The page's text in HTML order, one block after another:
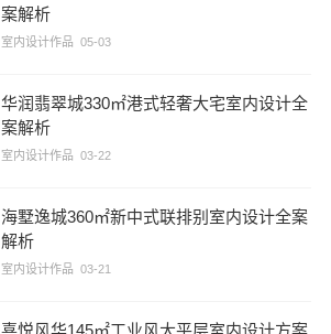
案解析
室内设计作品 05-03
华润翡翠城330㎡港式轻奢大宅室内设计全
案解析
室内设计作品 03-22
海墅逸城360㎡新中式联排别室内设计全案
解析
室内设计作品 03-21
喜悦风华145㎡工业风大平层室内设计方案